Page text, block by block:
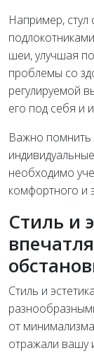
Например, стул
шеи, улучшая
проблемы со
регулируемой
его под себя и
Важно помнить
необходимо
комфортного и
Стиль и
Стиль и
от
отражали вашу